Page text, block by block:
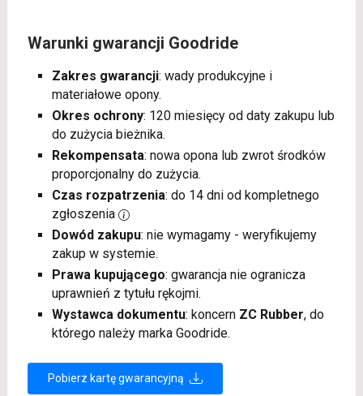
Warunki gwarancji Goodride
Zakres gwarancji: wady produkcyjne i
materiałowe opony.
Okres ochrony: 120 miesięcy od daty zakupu lub
do zużycia bieżnika.
Rekompensata: nowa opona lub zwrot środków
proporcjonalny do zużycia.
Czas rozpatrzenia: do 14 dni od kompletnego
zgłoszenia
Dowód zakupu: nie wymagamy - weryfikujemy
zakup w systemie.
Prawa kupującego: gwarancja nie ogranicza
uprawnień z tytułu rękojmi.
Wystawca dokumentu: koncern ZC Rubber, do
którego należy marka Goodride.
Pobierz kartę gwarancyjną